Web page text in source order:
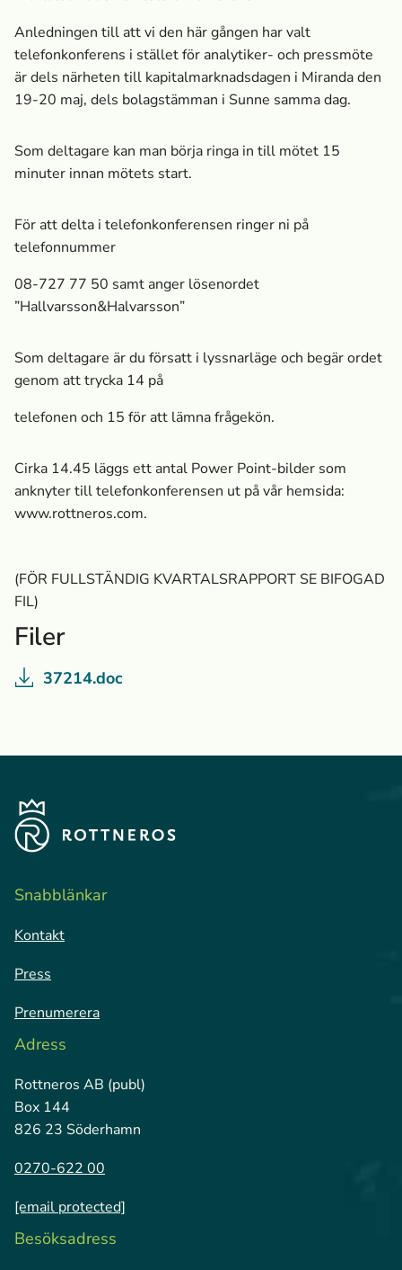
Anledningen till att vi den här gången har valt
telefonkonferens i stället för analytiker- och pressmöte
är dels närheten till kapitalmarknads­dagen i Miranda den
19-20 maj, dels bolagstämman i Sunne samma dag.
Som deltagare kan man börja ringa in till mötet 15
minuter innan mötets start.
För att delta i telefonkonferensen ringer ni på
telefonnummer
08-727 77 50 samt anger lösenordet
”Hallvarsson&Halvarsson”
Som deltagare är du försatt i lyssnarläge och begär ordet
genom att trycka 14 på
telefonen och 15 för att lämna frågekön.
Cirka 14.45 läggs ett antal Power Point-bilder som
anknyter till telefonkonferensen ut på vår hemsida:
www.rottneros.com.
(FÖR FULLSTÄNDIG KVARTALSRAPPORT SE BIFOGAD
FIL)
Filer
37214.doc
Snabblänkar
Kontakt
Press
Prenumerera
Adress
Rottneros AB (publ)
Box 144
826 23 Söderhamn
0270-622 00
[email protected]
Besöksadress